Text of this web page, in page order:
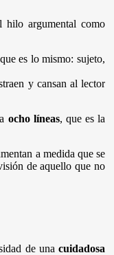
hilo argumental como
es lo mismo: sujeto,
y cansan al lector
a ocho líneas, que es la
a medida que se
de aquello que no
de unacuidadosa